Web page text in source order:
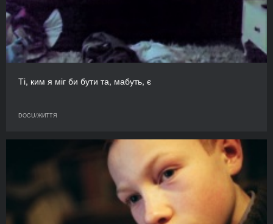
Ті, ким я міг би бути та, мабуть, є
DOCU/ЖИТТЯ